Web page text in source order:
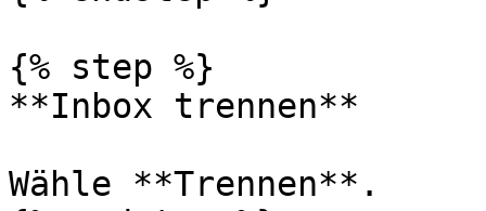
{% step %}
**Inbox trennen**
Wähle **Trennen**.